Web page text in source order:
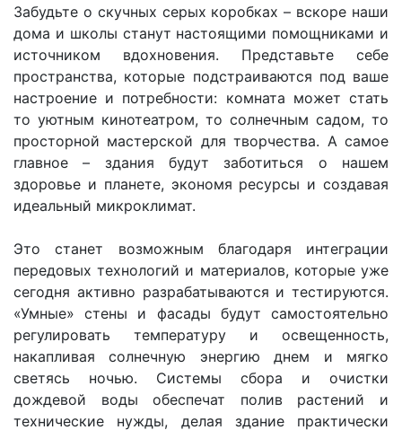
Забудьте о скучных серых коробках – вскоре наши
дома и школы станут настоящими помощниками и
источником вдохновения. Представьте себе
пространства, которые подстраиваются под ваше
настроение и потребности: комната может стать
то уютным кинотеатром, то солнечным садом, то
просторной мастерской для творчества. А самое
главное – здания будут заботиться о нашем
здоровье и планете, экономя ресурсы и создавая
идеальный микроклимат.
Это станет возможным благодаря интеграции
передовых технологий и материалов, которые уже
сегодня активно разрабатываются и тестируются.
«Умные» стены и фасады будут самостоятельно
регулировать температуру и освещенность,
накапливая солнечную энергию днем и мягко
светясь ночью. Системы сбора и очистки
дождевой воды обеспечат полив растений и
технические нужды, делая здание практически